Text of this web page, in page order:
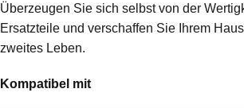
Überzeugen Sie sich selbst von der
Ersatzteile und verschaffen Sie Ihrem
zweites Leben.
Kompatibel mit